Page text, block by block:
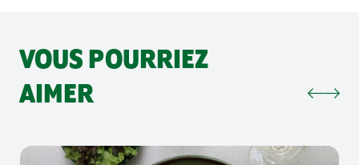
VOUS POURRIEZ
AIMER